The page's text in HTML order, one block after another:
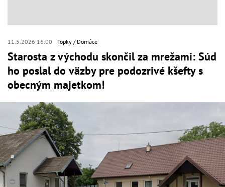
11.5.2026 16:00 Topky Domáce
Starosta z východu skončil za mrežami: Súd
ho poslal do väzby pre podozrivé kšefty s
obecným majetkom!